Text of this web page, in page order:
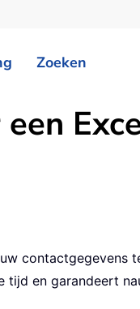
Zoeken
contactgegevens
tijd en garandeert